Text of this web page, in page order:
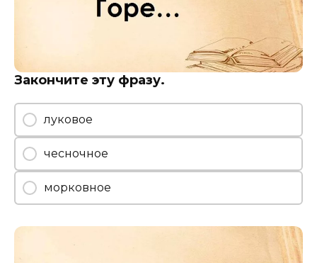
Закончите эту фразу.
луковое
чесночное
морковное